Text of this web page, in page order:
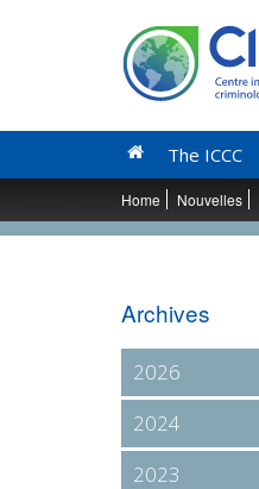
The ICCC
Home Nouvelles
Archives
2026
2024
2023